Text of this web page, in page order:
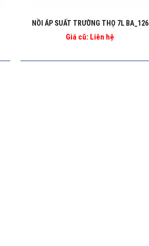
NỒI ÁP SUẤT TRƯỜNG THỌ 7L BA_126
Giá cũ: Liên hệ